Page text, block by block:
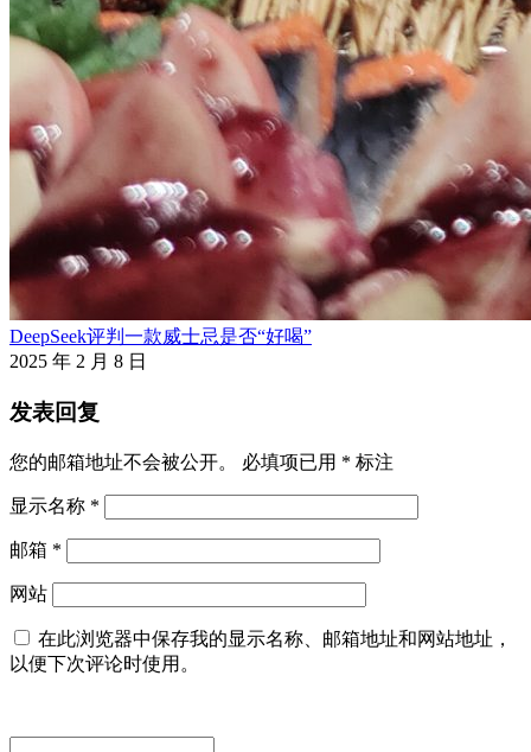
DeepSeek评判一款威士忌是否“好喝”
2025 年 2 月 8 日
发表回复
您的邮箱地址不会被公开。 必填项已用 * 标注
显示名称 *
邮箱 *
网站
在此浏览器中保存我的显示名称、邮箱地址和网站地址，
以便下次评论时使用。